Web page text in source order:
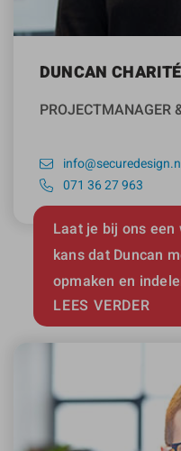
DUNCAN CHARITÉ
PROJECTMANAGER
071 36 27 963
Laat je bij ons een
kans dat Duncan
opmaken en
LEES VERDER